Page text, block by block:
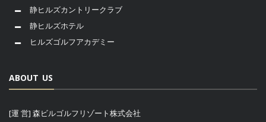
静ヒルズカントリークラブ
静ヒルズホテル
ヒルズゴルフアカデミー
ABOUT US
[運 営] 森ビルゴルフリゾート株式会社